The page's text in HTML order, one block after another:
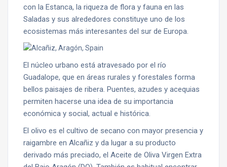
con la Estanca, la riqueza de flora y fauna en las
Saladas y sus alrededores constituye uno de los
ecosistemas más interesantes del sur de Europa.
El núcleo urbano está atravesado por el río
Guadalope, que en áreas rurales y forestales forma
bellos paisajes de ribera. Puentes, azudes y acequias
permiten hacerse una idea de su importancia
económica y social, actual e histórica.
El olivo es el cultivo de secano con mayor presencia y
raigambre en Alcañiz y da lugar a su producto
derivado más preciado, el Aceite de Oliva Virgen Extra